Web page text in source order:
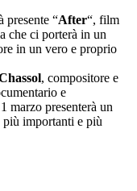
presente “After“, film
che ci porterà in un
in un vero e proprio
, compositore e
e
marzo presenterà un
più importanti e più